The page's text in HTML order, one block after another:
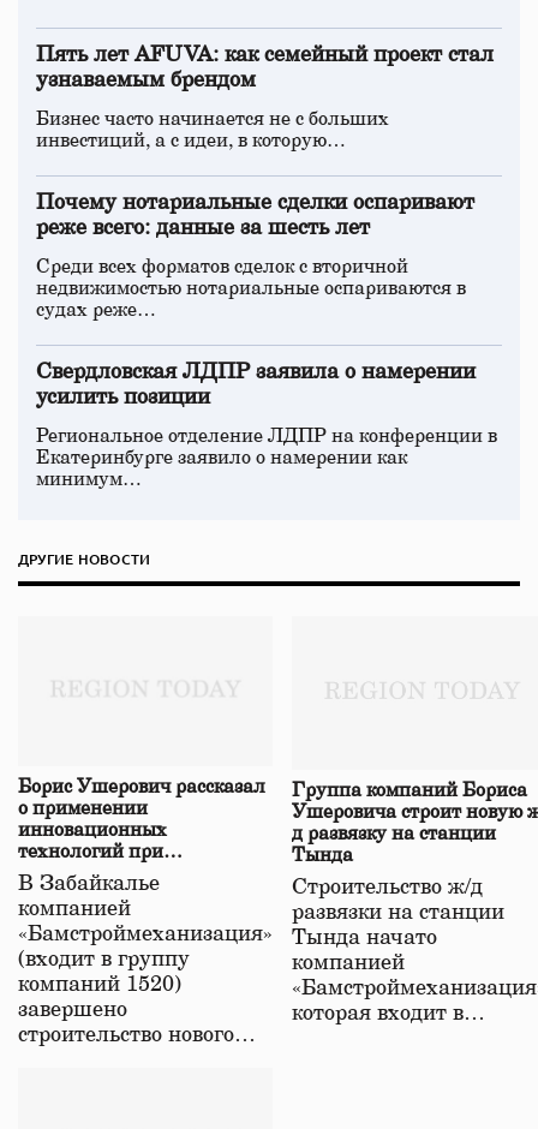
Пять лет AFUVA: как семейный проект стал
узнаваемым брендом
Бизнес часто начинается не с больших
инвестиций, а с идеи, в которую…
Почему нотариальные сделки оспаривают
реже всего: данные за шесть лет
Среди всех форматов сделок с вторичной
недвижимостью нотариальные оспариваются в
судах реже…
Свердловская ЛДПР заявила о намерении
усилить позиции
Региональное отделение ЛДПР на конференции в
Екатеринбурге заявило о намерении как
минимум…
ДРУГИЕ НОВОСТИ
Борис Ушерович рассказал
о применении
инновационных
технологий при
строительстве нового моста
в Забайкалье
В Забайкалье
компанией
«Бамстроймеханизация»
(входит в группу
компаний 1520)
завершено
строительство нового…
Группа компаний Бориса
Ушеровича строит новую
д развязку на станции
Тында
Строительство ж/д
развязки на станции
Тында начато
компанией
которая входит в…